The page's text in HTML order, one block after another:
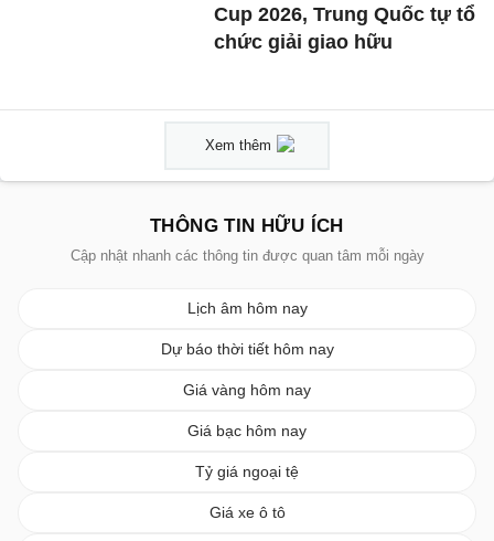
Cup 2026, Trung Quốc tự tổ
chức giải giao hữu
Xem thêm
THÔNG TIN HỮU ÍCH
Cập nhật nhanh các thông tin được quan tâm mỗi ngày
Lịch âm hôm nay
Dự báo thời tiết hôm nay
Giá vàng hôm nay
Giá bạc hôm nay
Tỷ giá ngoại tệ
Giá xe ô tô